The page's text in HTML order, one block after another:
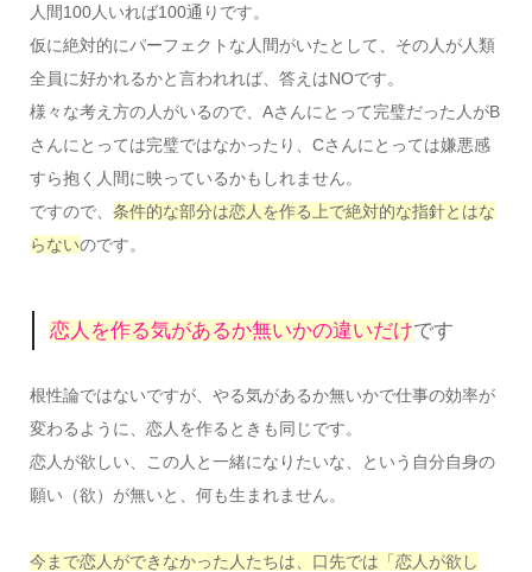
人間100人いれば100通りです。
仮に絶対的にパーフェクトな人間がいたとして、その人が人類
全員に好かれるかと言われれば、答えはNOです。
様々な考え方の人がいるので、Aさんにとって完璧だった人がB
さんにとっては完璧ではなかったり、Cさんにとっては嫌悪感
すら抱く人間に映っているかもしれません。
ですので、 条件的な部分は恋人を作る上で絶対的な指針とはな
らないのです。
恋人を作る気があるか無いかの違いだけです
根性論ではないですが、やる気があるか無いかで仕事の効率が
変わるように、恋人を作るときも同じです。
恋人が欲しい、この人と一緒になりたいな、という自分自身の
願い（欲）が無いと、何も生まれません。
今まで恋人ができなかった人たちは、口先では「恋人が欲し